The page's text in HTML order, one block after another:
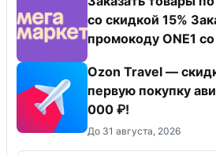
со скидкой 15% Заказать товары по
промокоду ONE1
Ozon Travel —
первую покупку
000 ₽!
До 31 августа, 2026